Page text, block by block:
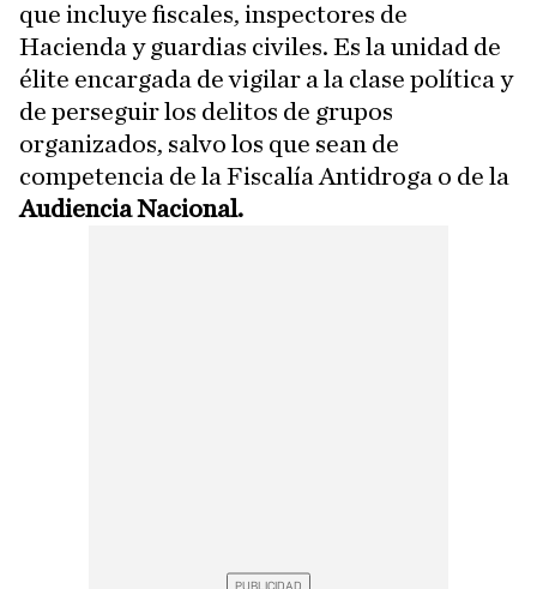
que incluye fiscales, inspectores de
Hacienda y guardias civiles. Es la unidad de
élite encargada de vigilar a la clase política y
de perseguir los delitos de grupos
organizados, salvo los que sean de
competencia de la Fiscalía Antidroga o de la
Audiencia Nacional.